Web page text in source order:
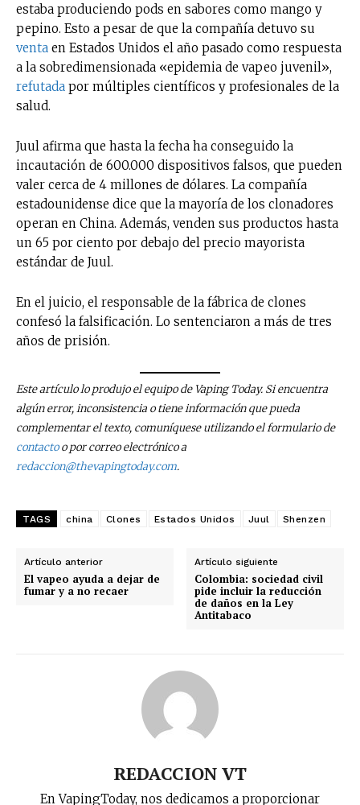
estaba produciendo pods en sabores como mango y
pepino. Esto a pesar de que la compañía detuvo su
venta en Estados Unidos el año pasado como respuesta
a la sobredimensionada «epidemia de vapeo juvenil»,
refutada por múltiples científicos y profesionales de la
salud.
Juul afirma que hasta la fecha ha conseguido la
incautación de 600.000 dispositivos falsos, que pueden
valer cerca de 4 millones de dólares. La compañía
estadounidense dice que la mayoría de los clonadores
operan en China. Además, venden sus productos hasta
un 65 por ciento por debajo del precio mayorista
estándar de Juul.
En el juicio, el responsable de la fábrica de clones
confesó la falsificación. Lo sentenciaron a más de tres
años de prisión.
Este artículo lo produjo el equipo de Vaping Today. Si encuentra
algún error, inconsistencia o tiene información que pueda
complementar el texto, comuníquese utilizando el formulario de
contactoo por correo electrónico a
redaccion@thevapingtoday.com.
TAGS china Clones Estados Unidos Juul Shenzen
Artículo anterior
El vapeo ayuda a dejar de
fumar y a no recaer
Artículo siguiente
Colombia: sociedad civil
pide incluir la reducción
de daños en la Ley
Antitabaco
REDACCION VT
En VapingToday, nos dedicamos a proporcionar